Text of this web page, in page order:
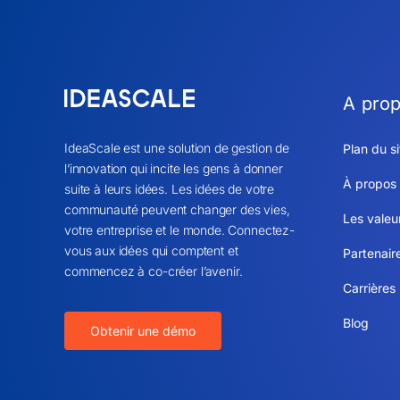
IdeaScale est une solution de gestion de
l’innovation qui incite les gens à donner
suite à leurs idées. Les idées de votre
communauté peuvent changer des vies,
votre entreprise et le monde. Connectez-
vous aux idées qui comptent et
commencez à co-créer l’avenir.
Obtenir une démo
A
Plan du
À propos
Les
Carrières
Blog